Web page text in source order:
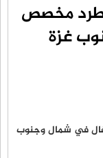
الأردنية توزّع 1000 طرد مخصص
غزة